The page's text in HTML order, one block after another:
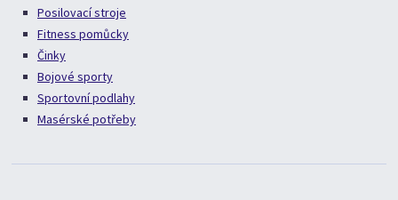
Posilovací stroje
Fitness pomůcky
Činky
Bojové sporty
Sportovní podlahy
Masérské potřeby